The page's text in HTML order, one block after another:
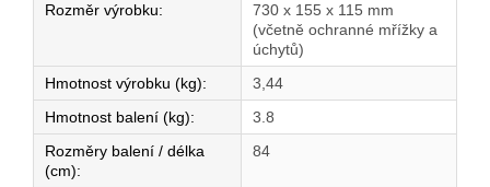
Rozměr výrobku:
730 x 155 x 115 mm
(včetně ochranné mřížky a
úchytů)
Hmotnost výrobku (kg):
3,44
Hmotnost balení (kg):
3.8
Rozměry balení / délka
(cm):
84